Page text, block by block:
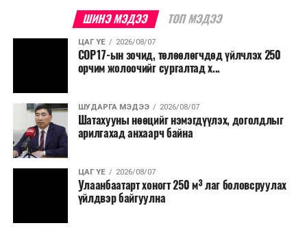
ШИНЭ МЭДЭЭ ТОП МЭДЭЭ
ЦАГ ҮЕ 2026/08/07
COP17-ын зочид, төлөөлөгчдөд үйлчлэх 250
орчим жолоочийг сургалтад х...
ШУДАРГА МЭДЭЭ 2026/08/07
Шатахууны нөөцийг нэмэгдүүлэх, доголдлыг
арилгахад анхаарч байна
ЦАГ ҮЕ 2026/08/07
Улаанбаатарт хоногт 250 м³ лаг боловсруулах
үйлдвэр байгуулна